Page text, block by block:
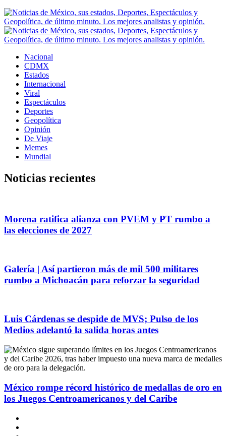
Nacional
CDMX
Estados
Internacional
Viral
Espectáculos
Deportes
Geopolítica
Opinión
De Viaje
Memes
Mundial
Noticias recientes
Morena ratifica alianza con PVEM y PT rumbo a
las elecciones de 2027
Galería | Así partieron más de mil 500 militares
rumbo a Michoacán para reforzar la seguridad
Luis Cárdenas se despide de MVS; Pulso de los
Medios adelantó la salida horas antes
México rompe récord histórico de medallas de oro en
los Juegos Centroamericanos y del Caribe